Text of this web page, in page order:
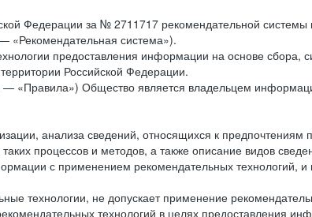
Федерации за № 2711717 рекомендательной
«Рекомендательная система»).
предоставления информации на основе сбора,
Российской Федерации.
«Правила») Общество является владельцем
анализа сведений, относящихся к предпочтениям
процессов и методов, а также описание видов
с применением рекомендательных технологий, и
технологии, не допускает применение
технологий в целях предоставления